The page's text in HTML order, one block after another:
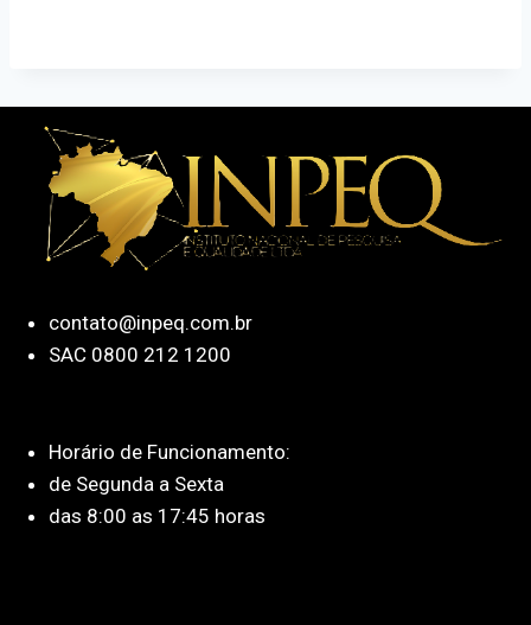
contato@inpeq.com.br
SAC 0800 212 1200
Horário de Funcionamento:
de Segunda a Sexta
das 8:00 as 17:45 horas